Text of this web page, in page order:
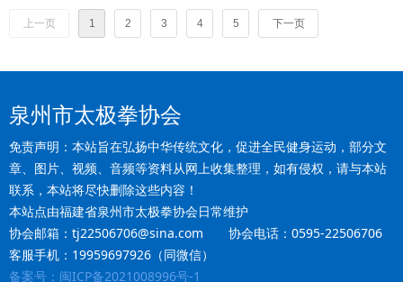
上一页 1 2 3 4 5 下一页
泉州市太极拳协会
免责声明：本站旨在弘扬中华传统文化，促进全民健身运动，部分文
章、图片、视频、音频等资料从网上收集整理，如有侵权，请与本站
联系，本站将尽快删除这些内容！
本站点由福建省泉州市太极拳协会日常维护
协会邮箱：tj22506706@sina.com 协会电话：0595-22506706
客服手机：19959697926（同微信）
备案号：闽ICP备2021008996号-1